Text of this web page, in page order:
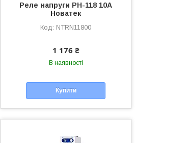
Реле напруги РН-118 10А
Новатек
NTRN11800
1 176 ₴
В наявності
Купити